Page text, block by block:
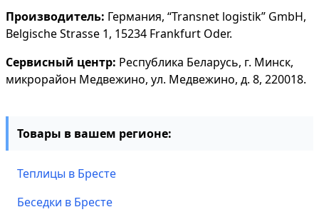
Производитель: Германия, “Transnet logistik” GmbH,
Belgische Strasse 1, 15234 Frankfurt Oder.
Сервисный центр: Республика Беларусь, г. Минск,
микрорайон Медвежино, ул. Медвежино, д. 8, 220018.
Товары в вашем регионе:
Теплицы в Бресте
Беседки в Бресте